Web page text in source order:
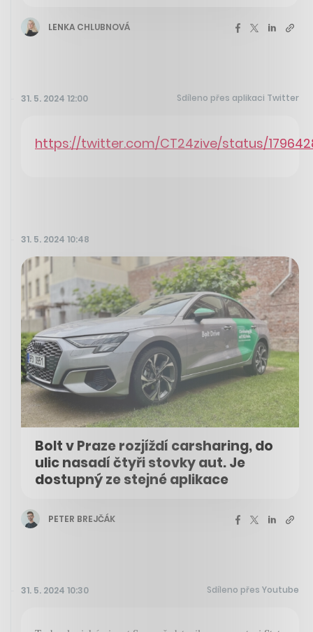
LENKA CHLUBNOVÁ
31. 5. 2024 12:00 Sdíleno přes aplikaci Twitter
https://twitter.com/CT24zive/status/
31. 5. 2024 10:48
Bolt v Praze rozjíždí carsharing, do
ulic nasadí čtyři stovky aut. Je
dostupný ze stejné aplikace
PETER BREJČÁK
31. 5. 2024 10:30 Sdíleno přes Youtube